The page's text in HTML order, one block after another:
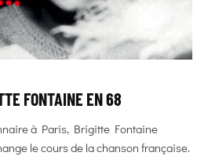
FONTAINE EN 68
à Paris, Brigitte Fontaine
le cours de la chanson française.